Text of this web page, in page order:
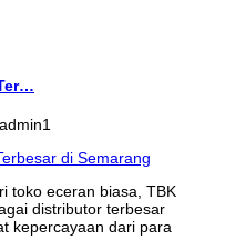
admin1
toko eceran biasa, TBK
distributor terbesar
kepercayaan dari para